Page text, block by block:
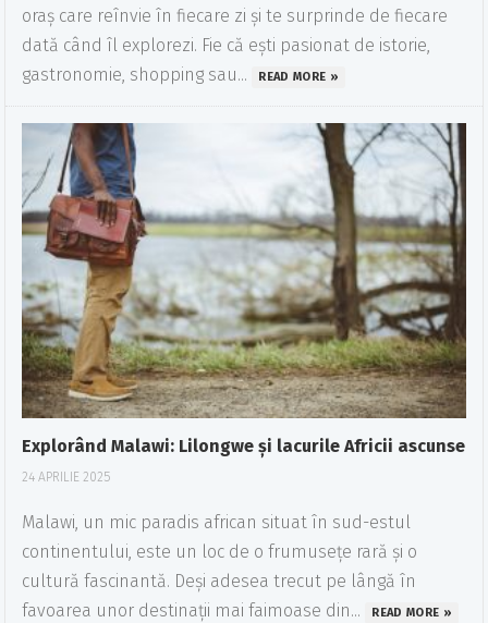
oraș care reînvie în fiecare zi și te surprinde de fiecare
dată când îl explorezi. Fie că ești pasionat de istorie,
gastronomie, shopping sau...
READ MORE »
Explorând Malawi: Lilongwe și lacurile Africii ascunse
24 APRILIE 2025
Malawi, un mic paradis african situat în sud-estul
continentului, este un loc de o frumusețe rară și o
cultură fascinantă. Deși adesea trecut pe lângă în
favoarea unor destinații mai faimoase din...
READ MORE »